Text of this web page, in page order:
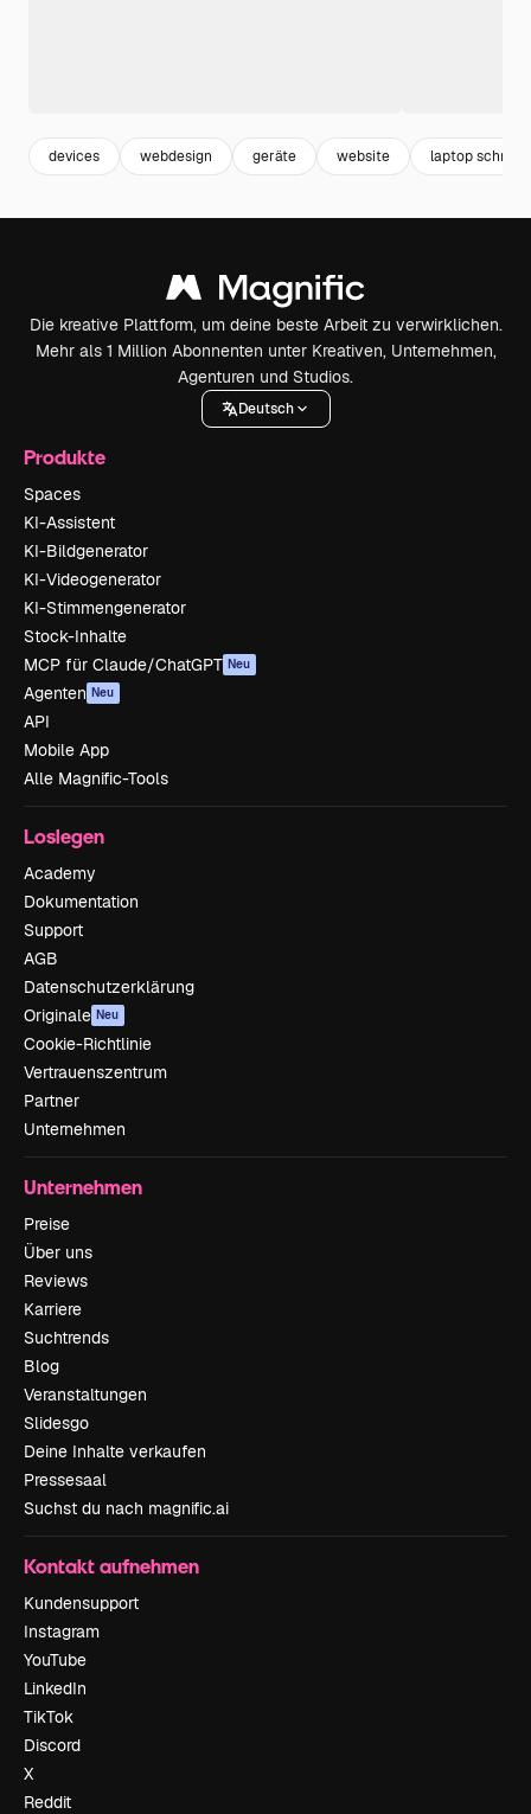
devices webdesign geräte website laptop
Die kreative Plattform, um deine beste Arbeit zu verwirklichen.
Mehr als 1 Million Abonnenten unter Kreativen, Unternehmen,
Agenturen und Studios.
Deutsch
Produkte
Spaces
KI-Assistent
KI-Bildgenerator
KI-Videogenerator
KI-Stimmengenerator
Stock-Inhalte
MCP für Claude/ChatGPT Neu
Agenten Neu
API
Mobile App
Alle Magnific-Tools
Loslegen
Academy
Dokumentation
Support
AGB
Datenschutzerklärung
Originale Neu
Cookie-Richtlinie
Vertrauenszentrum
Partner
Unternehmen
Unternehmen
Preise
Über uns
Reviews
Karriere
Suchtrends
Blog
Veranstaltungen
Slidesgo
Deine Inhalte verkaufen
Pressesaal
Suchst du nach magnific.ai
Kontakt aufnehmen
Kundensupport
Instagram
YouTube
LinkedIn
TikTok
Discord
X
Reddit